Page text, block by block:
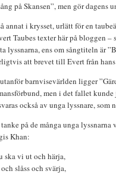
på Skansen”, men gör dagens
annat i krysset, urlätt för en
Taubes texter här på bloggen
lyssnarna, ens om sångtiteln är
att brevet till Evert från
barnvisevärlden ligger
men i det fallet
också av unga lyssnare,
på de många unga
Khan:
ska vi ut och härja,
slåss och svärja,